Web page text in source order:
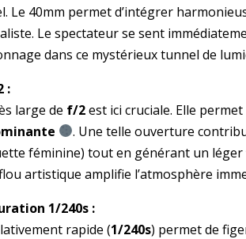
Le 40mm permet d’intégrer
Le spectateur se sent
dans ce mystérieux tunnel de
:
large de f/2est ici cruciale. Elle
. Une telle ouverture
féminine) tout en générant un léger
flou artistique amplifie l’atmosphère
1/240s :
rapide (1/240s) permet de